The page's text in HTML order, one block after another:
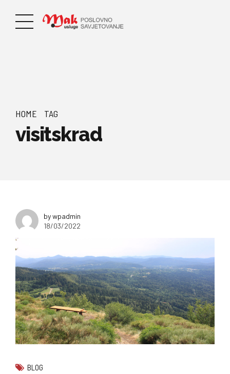
HOME TAG
visitskrad
by wpadmin
18/03/2022
BLOG